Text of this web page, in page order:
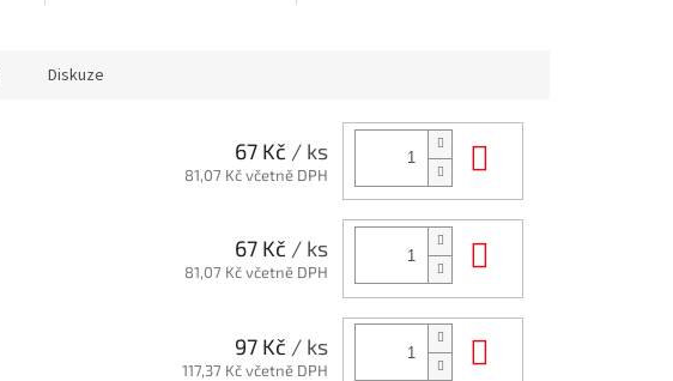
Diskuze
67 Kč / ks
81,07 Kč včetně DPH
67 Kč / ks
81,07 Kč včetně DPH
97 Kč / ks
117,37 Kč včetně DPH